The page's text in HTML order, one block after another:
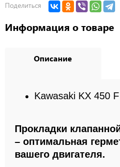
Поделиться
Информация о товаре
Описание
Kawasaki KX 450
Прокладки
– оптимальная
вашего двигателя.